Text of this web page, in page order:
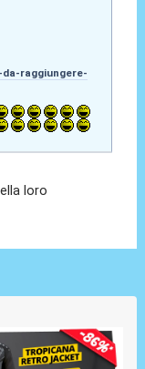
raggiungere-
loro